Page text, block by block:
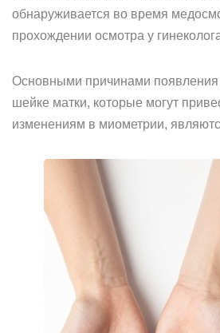
обнаруживается во время
прохождении осмотра у
Основными причинами появления
шейке матки, которые могут
изменениям в миометрии,